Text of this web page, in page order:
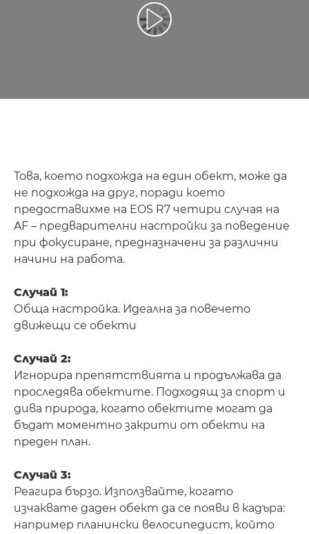
Възпроизведете видео
Това, което подхожда на един обект, може да
не подхожда на друг, поради което
предоставихме на EOS R7 четири случая на
AF – предварителни настройки за поведение
при фокусиране, предназначени за различни
начини на работа.
Случай 1:
Обща настройка. Идеална за повечето
движещи се обекти
Случай 2:
Игнорира препятствията и продължава да
проследява обектите. Подходящ за спорт и
дива природа, когато обектите могат да
бъдат моментно закрити от обекти на
преден план.
Случай 3:
Реагира бързо. Използвайте, когато
изчаквате даден обект да се появи в кадъра:
например планински велосипедист, който